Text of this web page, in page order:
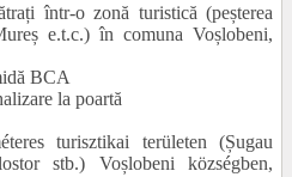
într-o zonă turistică (peșterea
e.t.c.) în comuna Voșlobeni,
BCA
la poartă
turisztikai területen (Șugau
stb.) Voșlobeni községben,